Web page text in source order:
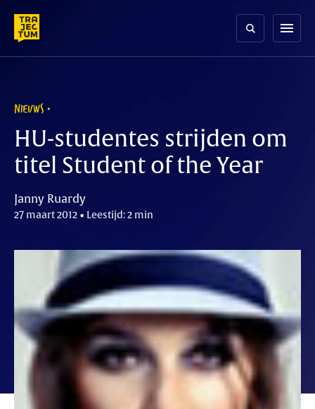
content
menu
NIEUWS
HU-studentes strijden om
titel Student of the Year
Janny Ruardy
27 maart 2012 • Leestijd: 2 min